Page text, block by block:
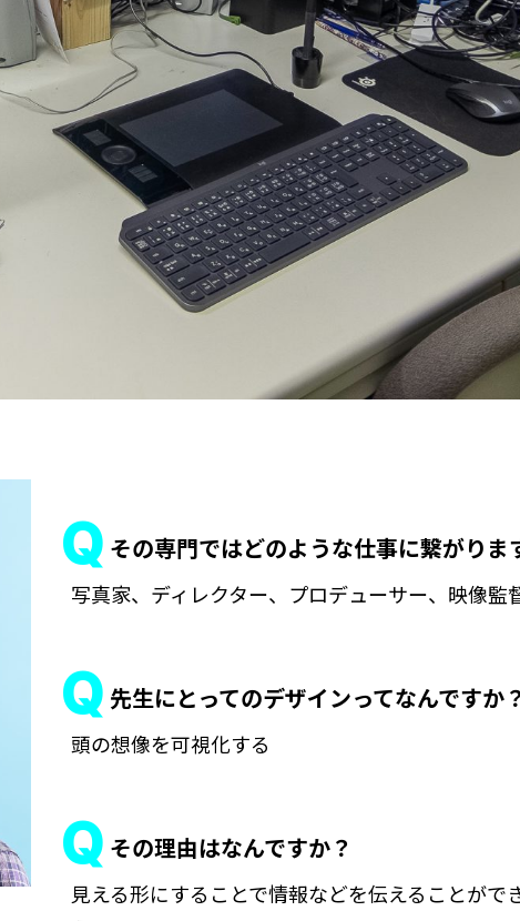
その専門ではどのような仕事に繋がりま
写真家、ディレクター、プロデューサー、映像監
先生にとってのデザインってなんですか？
頭の想像を可視化する
その理由はなんですか？
見える形にすることで情報などを伝えることがで